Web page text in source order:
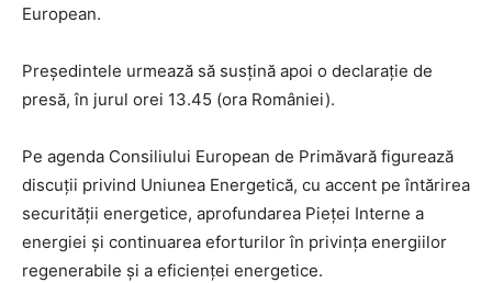
European.
Preşedintele urmează să susţină apoi o declaraţie de
presă, în jurul orei 13.45 (ora României).
Pe agenda Consiliului European de Primăvară figurează
discuţii privind Uniunea Energetică, cu accent pe întărirea
securităţii energetice, aprofundarea Pieţei Interne a
energiei şi continuarea eforturilor în privinţa energiilor
regenerabile şi a eficienţei energetice.